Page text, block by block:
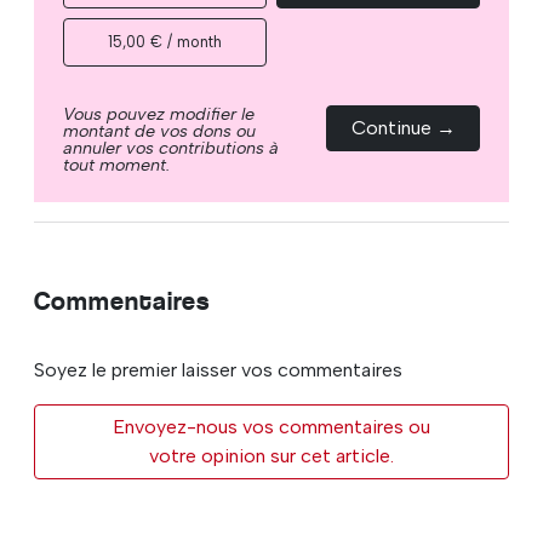
15,00 € / month
Vous pouvez modifier le
montant de vos dons ou
annuler vos contributions à
tout moment.
Continue →
Commentaires
Soyez le premier laisser vos commentaires
Envoyez-nous vos commentaires ou
votre opinion sur cet article.